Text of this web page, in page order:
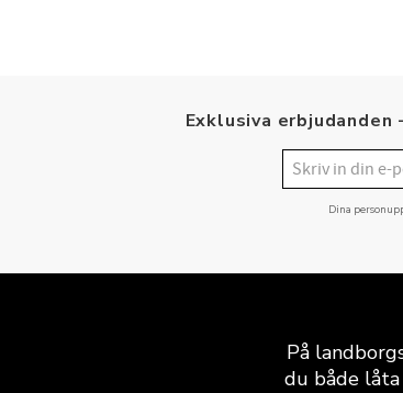
Exklusiva
Dina
På
du både